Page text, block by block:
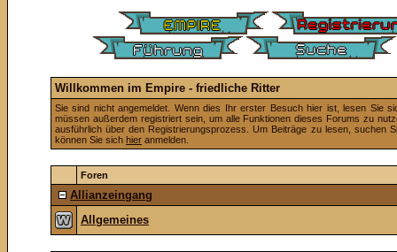
Willkommen im Empire - friedliche Ritter
Sie sind nicht angemeldet. Wenn dies Ihr erster Besuch hier ist, lesen Sie
müssen außerdem registriert sein, um alle Funktionen dieses Forums zu
ausführlich über den Registrierungsprozess. Um Beiträge zu lesen, suchen
können Sie sich hier anmelden.
Foren
Allianzeingang
Allgemeines